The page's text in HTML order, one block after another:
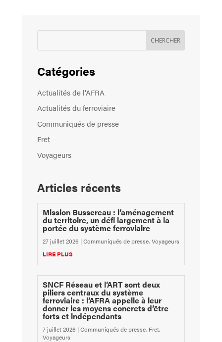
Catégories
Actualités de l’AFRA
Actualités du ferroviaire
Communiqués de presse
Fret
Voyageurs
Articles récents
Mission Bussereau : l’aménagement
du territoire, un défi largement à la
portée du système ferroviaire
27 juillet 2026 |Communiqués de presse, Voyageurs
LIRE PLUS
SNCF Réseau et l’ART sont deux
piliers centraux du système
ferroviaire : l’AFRA appelle à leur
donner les moyens concrets d’être
forts et indépendants
7 juillet 2026 |Communiqués de presse, Fret,
Voyageurs